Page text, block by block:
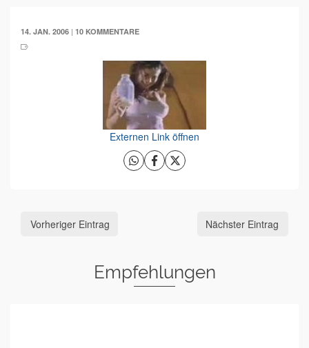
14. JAN. 2006 | 10 KOMMENTARE
Externen Link öffnen
Vorheriger Eintrag Nächster Eintrag
Empfehlungen